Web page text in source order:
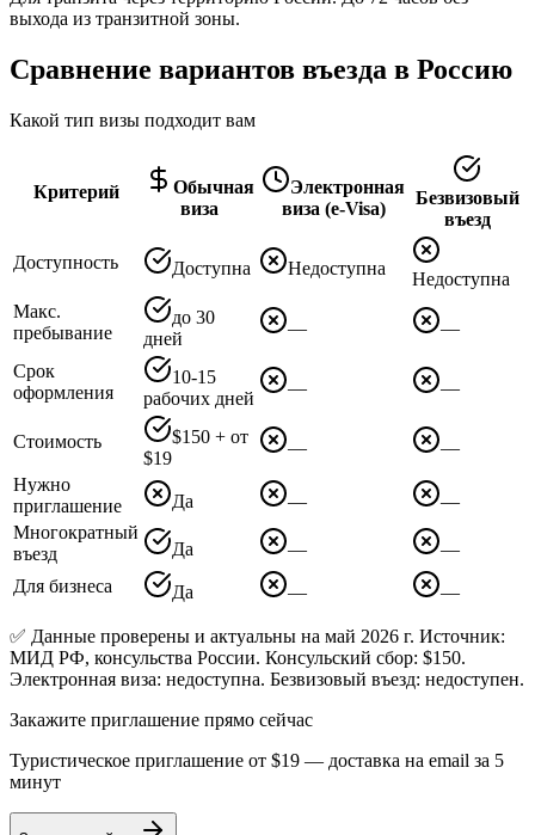
выхода из транзитной зоны.
Сравнение вариантов въезда в Россию
Какой тип визы подходит вам
Критерий
Обычная
виза
Электронная
виза (e-Visa)
Безвизовый
въезд
Доступность Доступна Недоступна
Недоступна
Макс.
пребывание
до 30
дней
— —
Срок
оформления
10-15
рабочих дней
— —
Стоимость
$150 + от
$19
—
—
Нужно
приглашение
Да —
—
Многократный
въезд
Да —
—
Для бизнеса
Да — —
✅ Данные проверены и актуальны на май 2026 г. Источник:
МИД РФ, консульства России. Консульский сбор: $150.
Электронная виза: недоступна. Безвизовый въезд: недоступен.
Закажите приглашение прямо сейчас
Туристическое приглашение от $19 — доставка на email за 5
минут